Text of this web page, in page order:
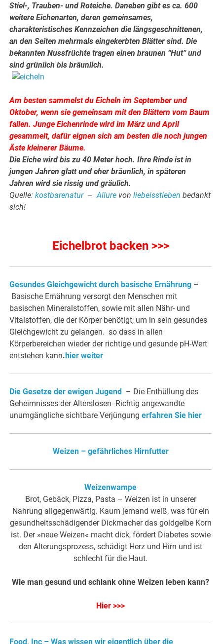
Stiel-, Trauben- und Roteiche. Daneben gibt es ca. 600
weitere Eichenarten, deren gemeinsames,
charakteristisches Kennzeichen die längsgeschnittenen,
an den Seiten mehrmals eingekerbten Blätter sind. Die
bekannten Nussfrüchte tragen einen braunen “Hut” und
sind grünlich bis bräunlich.
Am besten sammelst du Eicheln im September und
Oktober, wenn sie gemeinsam mit den Blättern vom Baum
fallen. Junge Eichenrinde wird im März und April
gesammelt, dafür eignen sich am besten die noch jungen
Äste kleinerer Bäume.
Die Eiche wird bis zu 40 Meter hoch. Ihre Rinde ist in
jungen Jahren glatt und eher bräunlich, in späteren
Jahren wird sie rissig und gräulich.
Quelle: kostbarenatur –Allure vonliebeisstlebenbedankt
sich!
Eichelbrot backen >>>
Gesundes Gleichgewicht durch basische Ernährung –
Basische Ernährung versorgt den Menschen mit
basischen Mineralstoffen, sowie mit allen Nähr- und
Vitalstoffen, die der Körper benötigt, um in sein gesundes
Gleichgewicht zu gelangen. so dass in allen
Körperbereichen wieder der richtige und gesunde pH-Wert
entstehen kann.hier weiter
Die Gesetze der ewigen Jugend – Die Enthüllung des
Geheimnisses der Alterslosen -Richtig angewandte
unumgängliche sichtbare Verjüngungerfahren Sie hier
Weizen – gefährliches Hirnfutter
Weizenwampe
Brot, Gebäck, Pizza, Pasta – Weizen ist in unserer
Nahrung allgegenwärtig. Kaum jemand weiß, was für ein
gesundheitsschädigender Dickmacher das goldgelbe Korn
ist. Der »neue Weizen« macht dick, fördert Diabetes sowie
den Alterungsprozess, schädigt Herz und Hirn und ist
schlecht für die Haut.
Wie man gesund und schlank ohne Weizen leben kann?
Hier >>>
Food, Inc – Was wissen wir eigentlich über die